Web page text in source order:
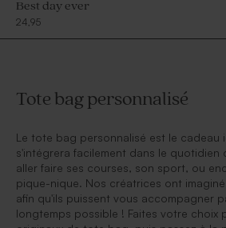
Best day ever
24,95
Tote bag personnalisé
Le tote bag personnalisé est le cadeau
s'intégrera facilement dans le quotidien
aller faire ses courses, son sport, ou
pique-nique. Nos créatrices ont
afin qu'ils puissent vous accompagner
longtemps possible ! Faites votre choix